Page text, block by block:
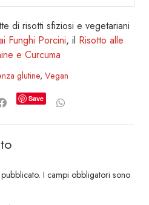
di risotti sfiziosi e vegetariani
Funghi Porcini, il Risotto alle
e Curcuma
glutine, Vegan
Save
I campi obbligatori sono